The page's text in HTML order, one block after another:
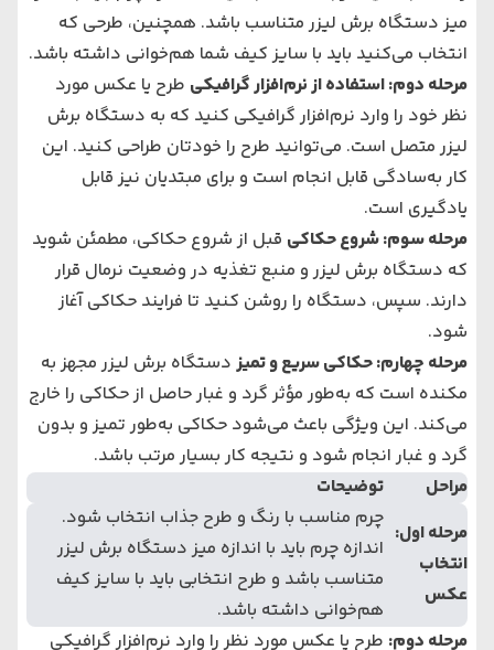
میز دستگاه برش لیزر متناسب باشد. همچنین، طرحی که
انتخاب می‌کنید باید با سایز کیف شما هم‌خوانی داشته باشد.
مرحله دوم: استفاده از نرم‌افزار گرافیکی طرح یا عکس مورد
نظر خود را وارد نرم‌افزار گرافیکی کنید که به دستگاه برش
لیزر متصل است. می‌توانید طرح را خودتان طراحی کنید. این
کار به‌سادگی قابل انجام است و برای مبتدیان نیز قابل
یادگیری است.
مرحله سوم: شروع حکاکی قبل از شروع حکاکی، مطمئن شوید
که دستگاه برش لیزر و منبع تغذیه در وضعیت نرمال قرار
دارند. سپس، دستگاه را روشن کنید تا فرایند حکاکی آغاز
شود.
مرحله چهارم: حکاکی سریع و تمیز دستگاه برش لیزر مجهز به
مکنده است که به‌طور مؤثر گرد و غبار حاصل از حکاکی را خارج
می‌کند. این ویژگی باعث می‌شود حکاکی به‌طور تمیز و بدون
گرد و غبار انجام شود و نتیجه کار بسیار مرتب باشد.
مراحل
توضیحات
مرحله اول:
انتخاب
عکس
چرم مناسب با رنگ و طرح جذاب انتخاب شود.
اندازه چرم باید با اندازه میز دستگاه برش لیزر
متناسب باشد و طرح انتخابی باید با سایز کیف
هم‌خوانی داشته باشد.
مرحله دوم: طرح یا عکس مورد نظر را وارد نرم‌افزار گرافیکی